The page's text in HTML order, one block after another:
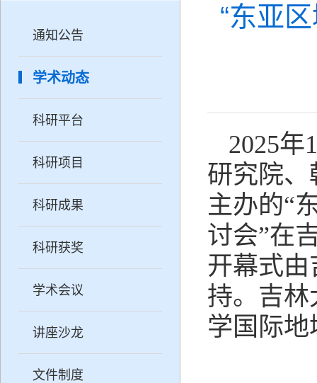
通知公告
学术动态
科研平台
科研项目
科研成果
科研获奖
学术会议
讲座沙龙
文件制度
“东亚
2025年
研究院
主办的“
讨会”在
开幕式
持。吉
学国际